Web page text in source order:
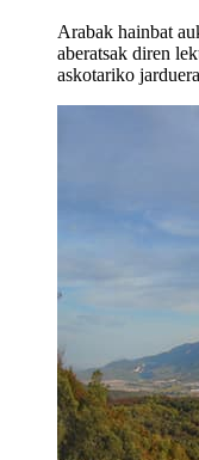
Arabak hainbat
aberatsak diren
askotariko